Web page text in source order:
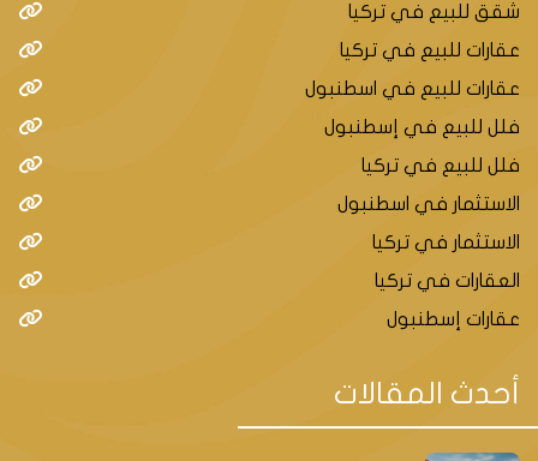
شقق للبيع في تركيا
عقارات للبيع في تركيا
عقارات للبيع في اسطنبول
فلل للبيع في إسطنبول
فلل للبيع في تركيا
الاستثمار في اسطنبول
الاستثمار في تركيا
العقارات في تركيا
عقارات إسطنبول
أحدث المقالات